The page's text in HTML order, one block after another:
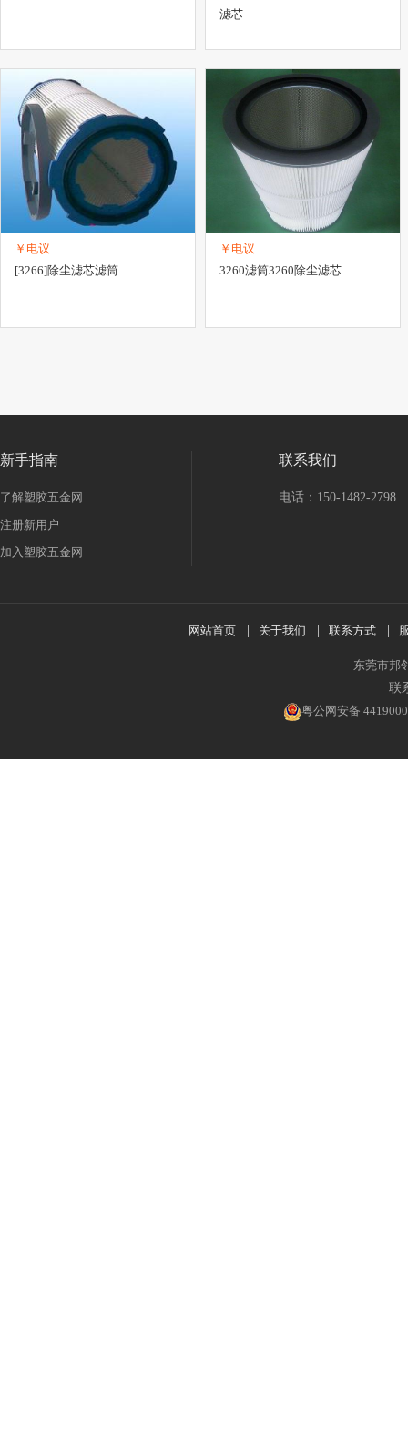
滤芯
￥电议
[3266]除尘滤芯滤筒
￥电议
3260滤筒3260除尘滤芯
新手指南
了解塑胶五金网
注册新用户
加入塑胶五金网
联系我们
电话：150-1482-2798
网站首页 关于我们 联系方式
东莞市邦
联
粤公网安备